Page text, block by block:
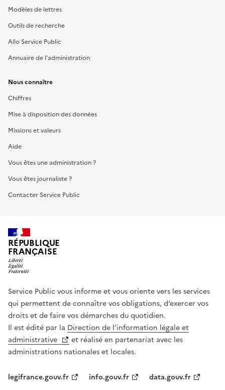
Modèles de lettres
Outils de recherche
Allo Service Public
Annuaire de l'administration
Nous connaître
Chiffres
Mise à disposition des données
Missions et valeurs
Aide
Vous êtes une administration ?
Vous êtes journaliste ?
Contacter Service Public
RÉPUBLIQUE
FRANÇAISE
Service Public vous informe et vous oriente vers les services
qui permettent de connaître vos obligations, d’exercer vos
droits et de faire vos démarches du quotidien.
Il est édité par la Direction de l’information légale et
administrative
et réalisé en partenariat avec les
administrations nationales et locales.
legifrance.gouv.fr info.gouv.fr data.gouv.fr